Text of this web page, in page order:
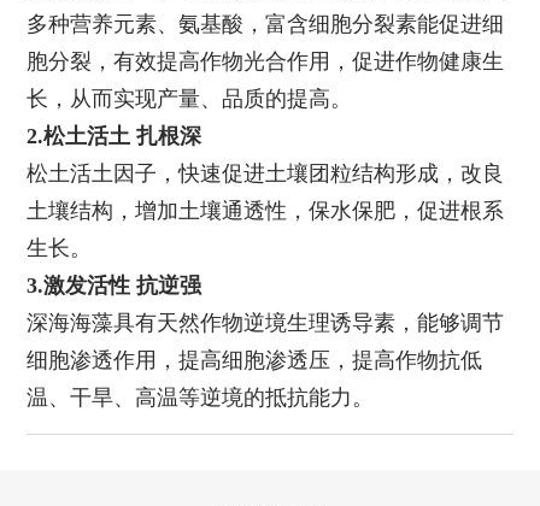
多种营养元素、氨基酸，富含细胞分裂素能促进细
胞分裂，有效提高作物光合作用，促进作物健康生
长，从而实现产量、品质的提高。
2.松土活土 扎根深
松土活土因子，快速促进土壤团粒结构形成，改良
土壤结构，增加土壤通透性，保水保肥，促进根系
生长。
3.激发活性 抗逆强
深海海藻具有天然作物逆境生理诱导素，能够调节
细胞渗透作用，提高细胞渗透压，提高作物抗低
温、干旱、高温等逆境的抵抗能力。